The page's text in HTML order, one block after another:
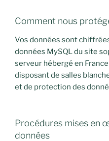
Comment nous
Vos données sont
données MySQL du site
serveur hébergé en
disposant de salles
et de protection des
Procédures mises en
données